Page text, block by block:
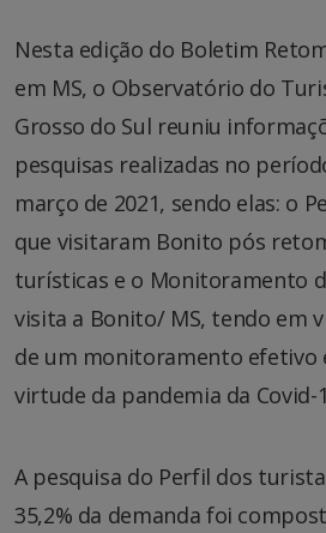
Nesta edição do Boletim
em MS, o Observatório do
Grosso do Sul reuniu
pesquisas realizadas no
março de 2021, sendo elas: o
que visitaram Bonito pós
turísticas e o Monitoramento
visita a Bonito/ MS, tendo em
de um monitoramento efetivo
virtude da pandemia da Covid-
A pesquisa do Perfil dos
35,2% da demanda foi